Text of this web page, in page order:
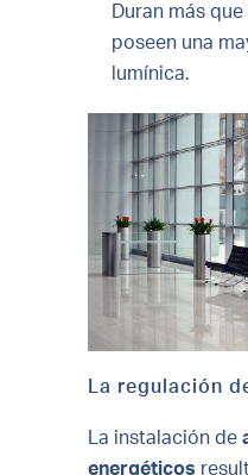
Duran más
poseen una
lumínica.
La regulación
La instalación de
energéticos